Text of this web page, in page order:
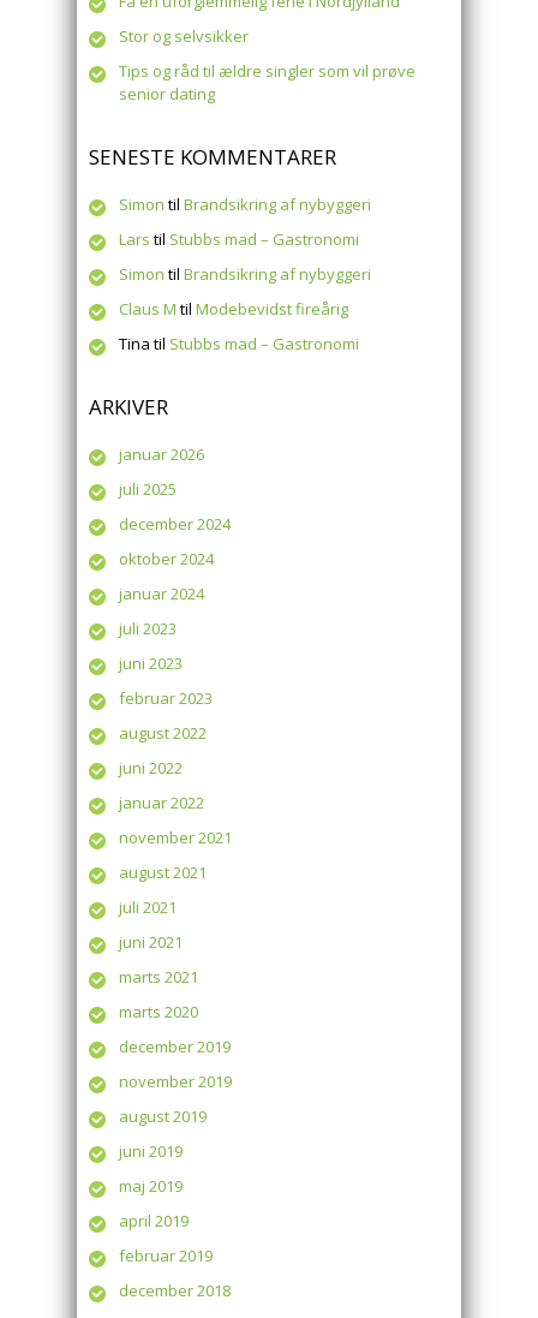
Stor og selvsikker
Tips og råd til ældre singler som vil prøve
senior dating
SENESTE KOMMENTARER
Simon til Brandsikring af nybyggeri
Lars til Stubbs mad – Gastronomi
Simon til Brandsikring af nybyggeri
Claus M til Modebevidst fireårig
Tina til Stubbs mad – Gastronomi
ARKIVER
januar 2026
juli 2025
december 2024
oktober 2024
januar 2024
juli 2023
juni 2023
februar 2023
august 2022
juni 2022
januar 2022
november 2021
august 2021
juli 2021
juni 2021
marts 2021
marts 2020
december 2019
november 2019
august 2019
juni 2019
maj 2019
april 2019
februar 2019
december 2018